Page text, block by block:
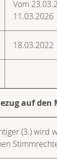
Vom
11.03.2026
18.03.2022
auf
(3.) wird